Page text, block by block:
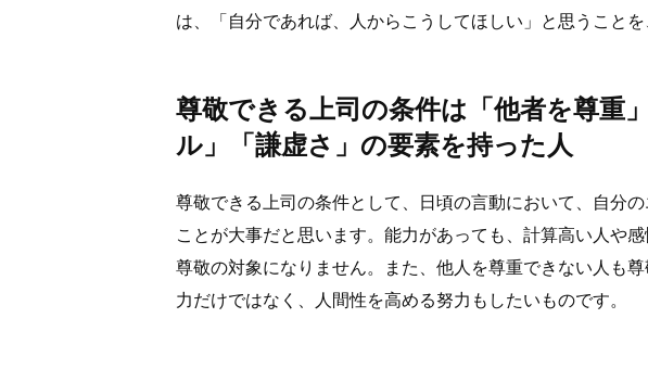
は、「自分であれば、人からこうしてほしい」と思うことを
尊敬できる上司の条件は「他者を尊重
ル」「謙虚さ」の要素を持った人
尊敬できる上司の条件として、日頃の言動において、自分
ことが大事だと思います。能力があっても、計算高い人や
尊敬の対象になりません。また、他人を尊重できない人も
力だけではなく、人間性を高める努力もしたいものです。